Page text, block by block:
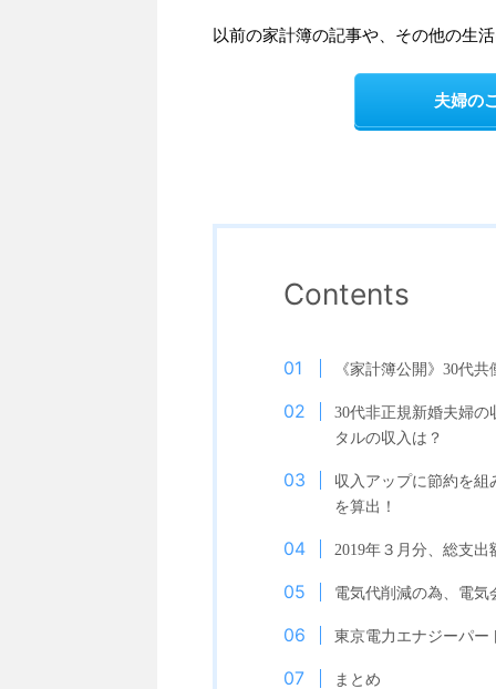
以前の家計簿の記事や、その他の生
夫婦の
Contents
《家計簿公開》30代
30代非正規新婚夫婦
タルの収入は？
収入アップに節約を組
を算出！
2019年３月分、総支出
電気代削減の為、電気
東京電力エナジーパー
まとめ